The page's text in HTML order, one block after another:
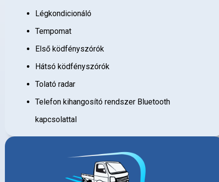
Légkondicionáló
Tempomat
Első ködfényszórók
Hátsó ködfényszórók
Tolató radar
Telefon kihangosító rendszer Bluetooth
kapcsolattal